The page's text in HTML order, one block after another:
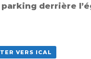
derrière
VERS ICAL